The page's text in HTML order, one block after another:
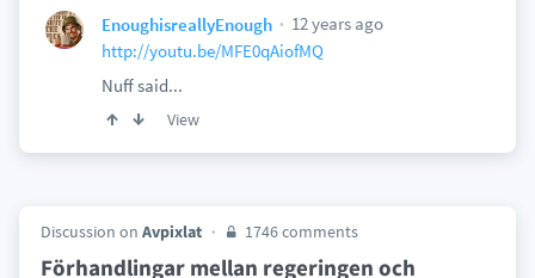
EnoughisreallyEnough
12 years ago
http://youtu.be/MFE0qAiofMQ
Nuff said...
View
Discussion on Avpixlat 1746 comments
Förhandlingar mellan regeringen och